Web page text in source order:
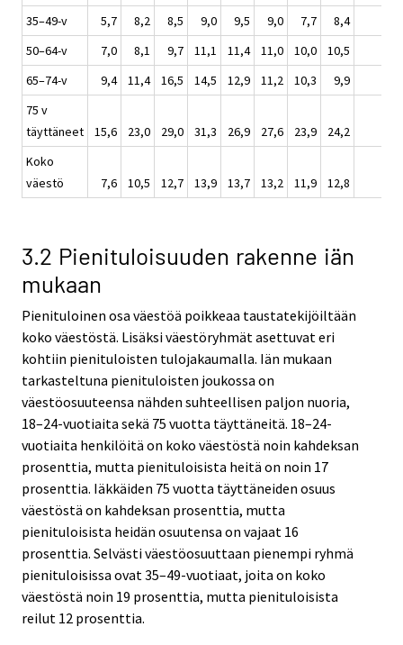
35–49-v
5,7 8,2 8,5 9,0 9,5 9,0 7,7 8,4
50–64-v
7,0 8,1 9,7 11,1 11,4 11,0 10,0 10,5
65–74-v
9,4 11,4 16,5 14,5 12,9 11,2 10,3 9,9
75 v
täyttäneet
15,6 23,0 29,0 31,3 26,9 27,6 23,9 24,2
Koko
väestö
7,6 10,5 12,7 13,9 13,7 13,2 11,9 12,8
3.2 Pienituloisuuden rakenne iän
mukaan
Pienituloinen osa väestöä poikkeaa taustatekijöiltään
koko väestöstä. Lisäksi väestöryhmät asettuvat eri
kohtiin pienituloisten tulojakaumalla. Iän mukaan
tarkasteltuna pienituloisten joukossa on
väestöosuuteensa nähden suhteellisen paljon nuoria,
18–24-vuotiaita sekä 75 vuotta täyttäneitä. 18–24-
vuotiaita henkilöitä on koko väestöstä noin kahdeksan
prosenttia, mutta pienituloisista heitä on noin 17
prosenttia. Iäkkäiden 75 vuotta täyttäneiden osuus
väestöstä on kahdeksan prosenttia, mutta
pienituloisista heidän osuutensa on vajaat 16
prosenttia. Selvästi väestöosuuttaan pienempi ryhmä
pienituloisissa ovat 35–49-vuotiaat, joita on koko
väestöstä noin 19 prosenttia, mutta pienituloisista
reilut 12 prosenttia.